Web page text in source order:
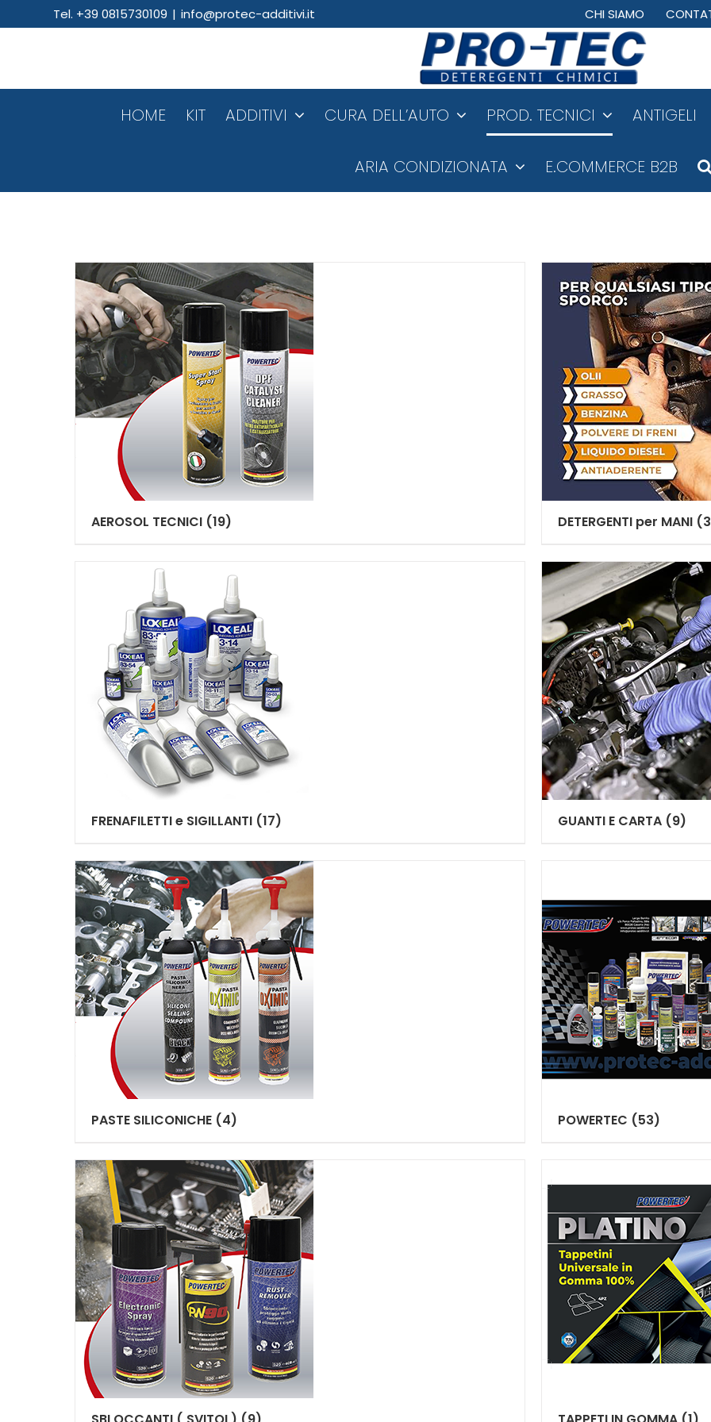
al
Tel. +39 0815730109 | info@protec-additivi.it CHI SIAMO
HOME KIT ADDITIVI CURA DELL’AUTO PROD. TECNICI ANTIGELI
ARIA CONDIZIONATA E.COMMERCE B2B
AEROSOL TECNICI (19) DETERGENTI per MANI
FRENAFILETTI e SIGILLANTI (17) GUANTI E CARTA (9)
PASTE SILICONICHE (4) POWERTEC (53)